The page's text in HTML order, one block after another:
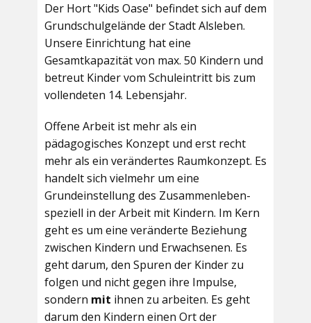
Der Hort "Kids Oase" befindet sich auf dem
Grundschulgelände der Stadt Alsleben.
Unsere Einrichtung hat eine
Gesamtkapazität von max. 50 Kindern und
betreut Kinder vom Schuleintritt bis zum
vollendeten 14. Lebensjahr.
Offene Arbeit ist mehr als ein
pädagogisches Konzept und erst recht
mehr als ein verändertes Raumkonzept. Es
handelt sich vielmehr um eine
Grundeinstellung des Zusammenleben-
speziell in der Arbeit mit Kindern. Im Kern
geht es um eine veränderte Beziehung
zwischen Kindern und Erwachsenen. Es
geht darum, den Spuren der Kinder zu
folgen und nicht gegen ihre Impulse,
sondern mit ihnen zu arbeiten. Es geht
darum den Kindern einen Ort der